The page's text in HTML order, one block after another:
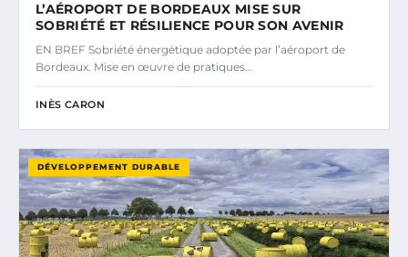
L’AÉROPORT DE BORDEAUX MISE SUR
SOBRIÉTÉ ET RÉSILIENCE POUR SON AVENIR
EN BREF Sobriété énergétique adoptée par l’aéroport de
Bordeaux. Mise en œuvre de pratiques…
INÈS CARON
DÉVELOPPEMENT DURABLE